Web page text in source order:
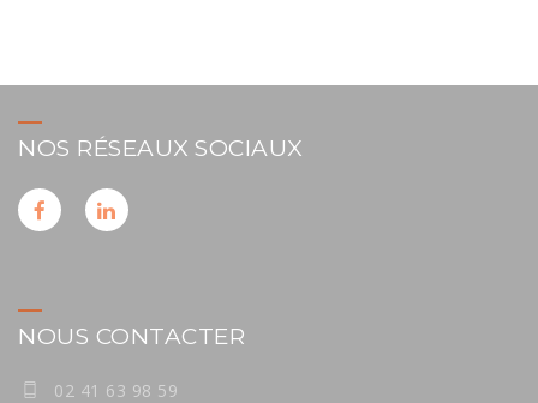
NOS RÉSEAUX SOCIAUX
NOUS CONTACTER
02 41 63 98 59